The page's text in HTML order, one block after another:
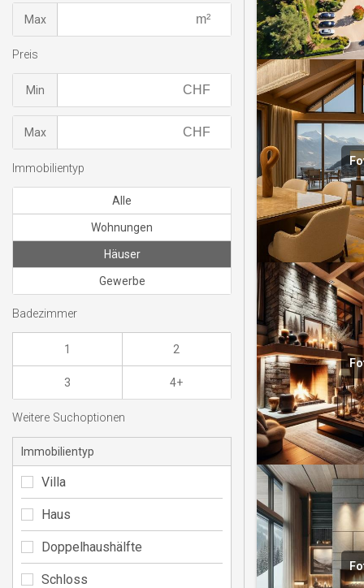
Max
Preis
Min
Max
Immobilientyp
Alle
Wohnungen
Häuser
Gewerbe
Badezimmer
1 2
3 4+
Weitere Suchoptionen
Immobilientyp
Villa
Haus
Doppelhaushälfte
Schloss